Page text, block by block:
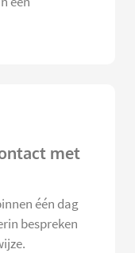
met
één dag
bespreken